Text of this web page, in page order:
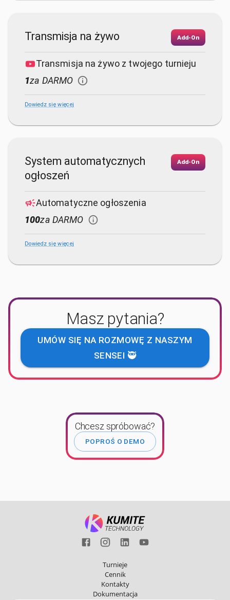
Transmisja na żywo Add-On
Transmisja na żywo z twojego turnieju
1za DARMO
Dowiedz się więcej
System automatycznych
ogłoszeń
Add-On
Automatyczne ogłoszenia
100za DARMO
Dowiedz się więcej
Masz pytania?
UMÓW SIĘ NA ROZMOWĘ Z NASZYM
SENSEI 🥷
Chcesz spróbować?
POPROŚ O DEMO
Turnieje
Cennik
Kontakty
Dokumentacja